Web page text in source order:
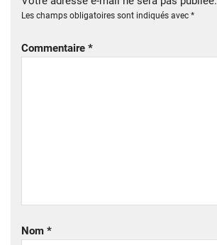
Les champs obligatoires sont indiqués avec *
Commentaire *
Nom *